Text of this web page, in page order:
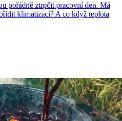
pořádně ztrpčit pracovní den. Má
klimatizaci? A co když teplota